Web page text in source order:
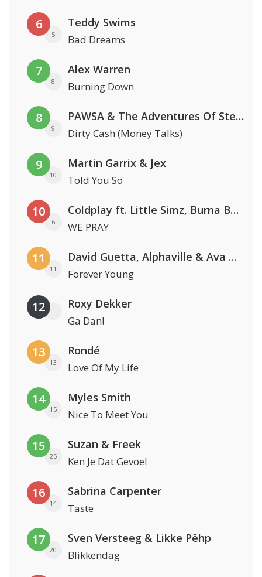
6
5
Teddy Swims
Bad Dreams
7
8
Alex Warren
Burning Down
8
9
PAWSA & The Adventures Of Stevie V
Dirty Cash (Money Talks)
9
10
Martin Garrix & Jex
Told You So
10
6
Coldplay ft. Little Simz, Burna Boy, Elyanna & Tini
WE PRAY
11
11
David Guetta, Alphaville & Ava Max
Forever Young
12 Roxy Dekker
Ga Dan!
13
13
Rondé
Love Of My Life
14
15
Myles Smith
Nice To Meet You
15
25
Suzan & Freek
Ken Je Dat Gevoel
16
14
Sabrina Carpenter
Taste
17
20
Sven Versteeg & Likke Pêhp
Blikkendag